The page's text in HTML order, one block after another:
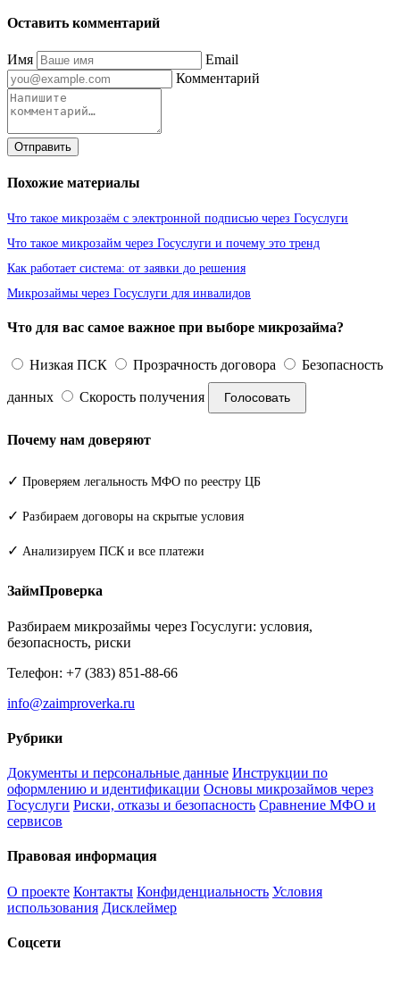
Оставить комментарий
Имя
Email
Комментарий
Отправить
Похожие материалы
Что такое микрозаём с электронной подписью через Госуслуги
Что такое микрозайм через Госуслуги и почему это тренд
Как работает система: от заявки до решения
Микрозаймы через Госуслуги для инвалидов
Что для вас самое важное при выборе микрозайма?
Низкая ПСК Прозрачность договора Безопасность
данных Скорость получения Голосовать
Почему нам доверяют
✓ Проверяем легальность МФО по реестру ЦБ
✓ Разбираем договоры на скрытые условия
✓ Анализируем ПСК и все платежи
ЗаймПроверка
Разбираем микрозаймы через Госуслуги: условия,
безопасность, риски
Телефон: +7 (383) 851-88-66
info@zaimproverka.ru
Рубрики
Документы и персональные данные Инструкции по
оформлению и идентификации Основы микрозаймов через
Госуслуги Риски, отказы и безопасность Сравнение МФО и
сервисов
Правовая информация
О проекте Контакты Конфиденциальность Условия
использования Дисклеймер
Соцсети